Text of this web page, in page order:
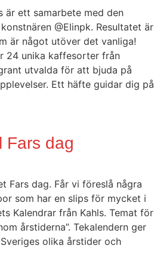
är ett samarbete med den
@Elinpk. Resultatet är
är något utöver det vanliga!
24 unika kaffesorter från
utvalda för att bjuda på
Ett häfte guidar dig på
Fars dag
Fars dag. Får vi föreslå några
som har en slips för mycket i
Kalendrar från Kahls. Temat för
årstiderna”. Tekalendern ger
olika årstider och